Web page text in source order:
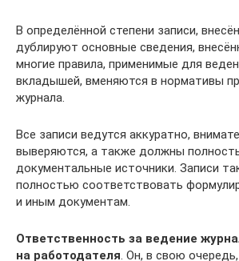
В определённой степени записи,
дублируют основные сведения,
многие правила, применимые для
вкладышей, вменяются в нормативы
журнала.
Все записи ведутся аккуратно,
выверяются, а также должны
документальные источники. Записи
полностью соответствовать
и иным документам.
Ответственность за ведение
на работодателя . Он, в свою